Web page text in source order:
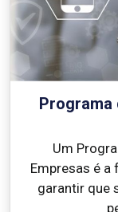
Programa
Um
Empresas é
garantir que